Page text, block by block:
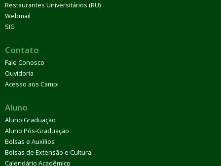
Restaurantes Universitários (RU)
Webmail
SIG
Contato
Fale Conosco
Ouvidoria
Acesso aos Campi
Aluno
Aluno Graduação
Aluno Pós-Graduação
Bolsas e Auxílios
Bolsas de Extensão e Cultura
Calendário Acadêmico